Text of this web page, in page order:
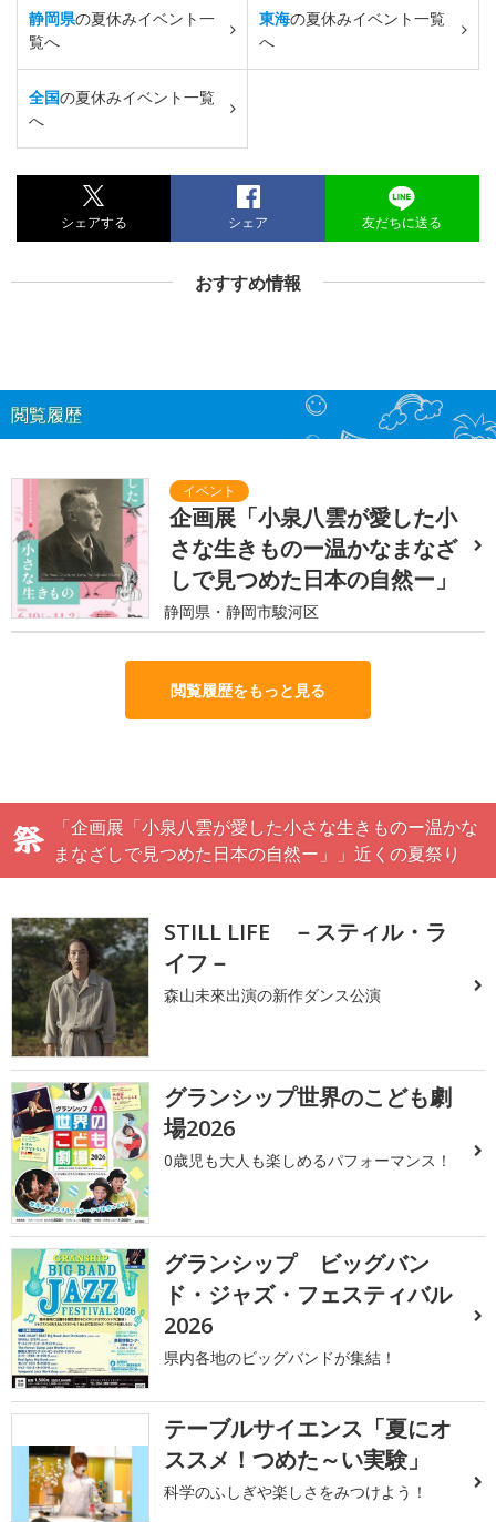
静岡県の夏休みイベント一
覧へ
東海の夏休みイベント一覧
へ
全国の夏休みイベント一覧
へ
シェアする シェア 友だちに送る
おすすめ情報
閲覧履歴
企画展「小泉八雲が愛した小
さな生きものー温かなまなざ
しで見つめた日本の自然ー」
静岡県・静岡市駿河区
閲覧履歴をもっと見る
「企画展「小泉八雲が愛した小さな生きものー温かな
まなざしで見つめた日本の自然ー」」近くの夏祭り
STILL LIFE －スティル・ラ
イフ－
森山未來出演の新作ダンス公演
グランシップ世界のこども劇
場2026
0歳児も大人も楽しめるパフォーマンス！
グランシップ ビッグバン
ド・ジャズ・フェスティバル
2026
県内各地のビッグバンドが集結！
テーブルサイエンス「夏にオ
ススメ！つめた～い実験」
科学のふしぎや楽しさをみつけよう！